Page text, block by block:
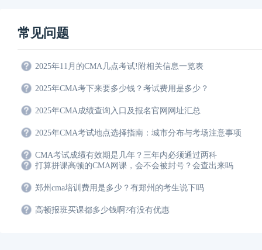
常见问题
2025年11月的CMA几点考试!附相关信息一览表
2025年CMA考下来要多少钱？考试费用是多少？
2025年CMA成绩查询入口及报名官网网址汇总
2025年CMA考试地点选择指南：城市分布与考场注意事项
CMA考试成绩有效期是几年？三年内必须通过两科
打算拼课高顿的CMA网课，会不会被封号？会查出来吗
郑州cma培训费用是多少？有郑州的考生说下吗
高顿报班买课都多少钱啊?有没有优惠